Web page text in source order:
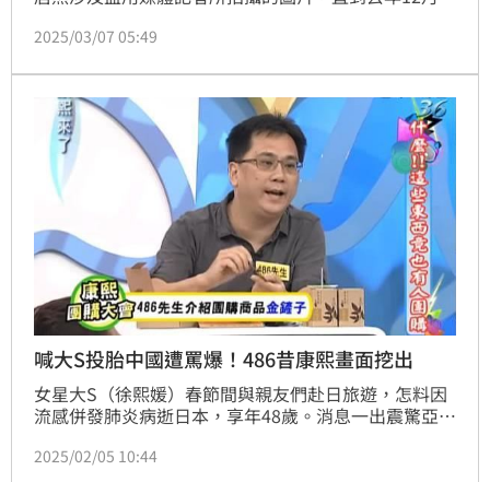
人出示原圖，國防部人員才緊急致歉。著作權人為避免
權，但卻遭致歉軍官酸說「能刊登在形象月曆上，也算
是你的榮幸!」讓著作權人心緒一度難以平復。
2025/03/07 05:49
喊大S投胎中國遭罵爆！486昔康熙畫面挖出
女星大S（徐熙媛）春節間與親友們赴日旅遊，怎料因
流感併發肺炎病逝日本，享年48歲。消息一出震驚亞
先生」陳延昶竟第一時間譏諷貼文，「大S務必投胎到
2025/02/05 10:44